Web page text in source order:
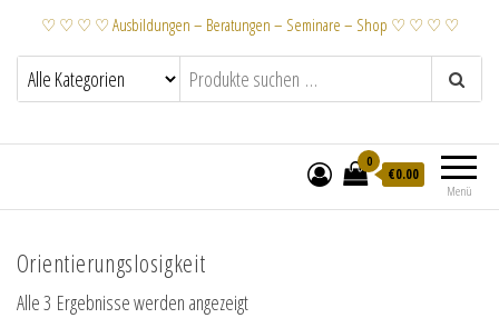
♡ ♡ ♡ ♡ Ausbildungen – Beratungen – Seminare – Shop ♡ ♡ ♡ ♡
Menü
0
€0.00
Orientierungslosigkeit
Alle 3 Ergebnisse werden angezeigt